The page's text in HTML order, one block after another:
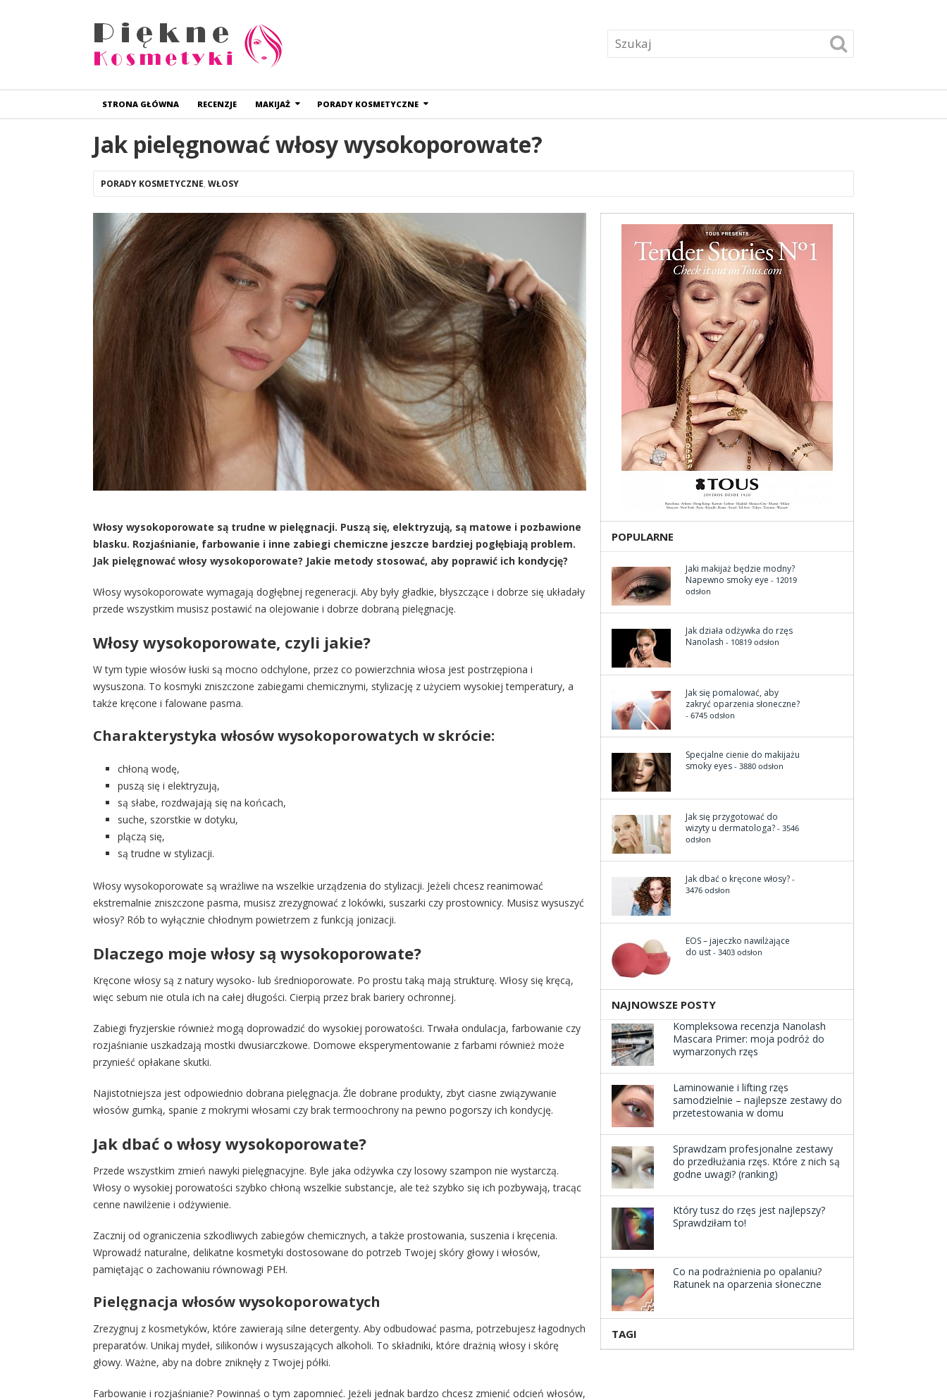
STRONA GŁÓWNA RECENZJE MAKIJAŻ PORADY KOSMETYCZNE
Jak pielęgnować włosy wysokoporowate?
PORADY KOSMETYCZNE, WŁOSY
Włosy wysokoporowate są trudne w pielęgnacji. Puszą się, elektryzują, są matowe i pozbawione
blasku. Rozjaśnianie, farbowanie i inne zabiegi chemiczne jeszcze bardziej pogłębiają problem.
Jak pielęgnować włosy wysokoporowate? Jakie metody stosować, aby poprawić ich kondycję?
Włosy wysokoporowate wymagają dogłębnej regeneracji. Aby były gładkie, błyszczące i dobrze się układały
przede wszystkim musisz postawić na olejowanie i dobrze dobraną pielęgnację.
Włosy wysokoporowate, czyli jakie?
W tym typie włosów łuski są mocno odchylone, przez co powierzchnia włosa jest postrzępiona i
wysuszona. To kosmyki zniszczone zabiegami chemicznymi, stylizację z użyciem wysokiej temperatury, a
także kręcone i falowane pasma.
Charakterystyka włosów wysokoporowatych w skrócie:
chłoną wodę,
puszą się i elektryzują,
są słabe, rozdwajają się na końcach,
suche, szorstkie w dotyku,
plączą się,
są trudne w stylizacji.
Włosy wysokoporowate są wrażliwe na wszelkie urządzenia do stylizacji. Jeżeli chcesz reanimować
ekstremalnie zniszczone pasma, musisz zrezygnować z lokówki, suszarki czy prostownicy. Musisz wysuszyć
włosy? Rób to wyłącznie chłodnym powietrzem z funkcją jonizacji.
Dlaczego moje włosy są wysokoporowate?
Kręcone włosy są z natury wysoko- lub średnioporowate. Po prostu taką mają strukturę. Włosy się kręcą,
więc sebum nie otula ich na całej długości. Cierpią przez brak bariery ochronnej.
Zabiegi fryzjerskie również mogą doprowadzić do wysokiej porowatości. Trwała ondulacja, farbowanie czy
rozjaśnianie uszkadzają mostki dwusiarczkowe. Domowe eksperymentowanie z farbami również może
przynieść opłakane skutki.
Najistotniejsza jest odpowiednio dobrana pielęgnacja. Źle dobrane produkty, zbyt ciasne związywanie
włosów gumką, spanie z mokrymi włosami czy brak termoochrony na pewno pogorszy ich kondycję.
Jak dbać o włosy wysokoporowate?
Przede wszystkim zmień nawyki pielęgnacyjne. Byle jaka odżywka czy losowy szampon nie wystarczą.
Włosy o wysokiej porowatości szybko chłoną wszelkie substancje, ale też szybko się ich pozbywają, tracąc
cenne nawilżenie i odżywienie.
Zacznij od ograniczenia szkodliwych zabiegów chemicznych, a także prostowania, suszenia i kręcenia.
Wprowadź naturalne, delikatne kosmetyki dostosowane do potrzeb Twojej skóry głowy i włosów,
pamiętając o zachowaniu równowagi PEH.
Pielęgnacja włosów wysokoporowatych
Zrezygnuj z kosmetyków, które zawierają silne detergenty. Aby odbudować pasma, potrzebujesz łagodnych
preparatów. Unikaj mydeł, silikonów i wysuszających alkoholi. To składniki, które drażnią włosy i skórę
głowy. Ważne, aby na dobre zniknęły z Twojej półki.
Farbowanie i rozjaśnianie? Powinnaś o tym zapomnieć. Jeżeli jednak bardzo chcesz zmienić odcień włosów,
POPULARNE
Jaki makijaż będzie modny?
Napewno smoky eye - 12019
odsłon
Jak działa odżywka do rzęs
Nanolash - 10819 odsłon
Jak się pomalować, aby
zakryć oparzenia słoneczne?
- 6745 odsłon
Specjalne cienie do makijażu
smoky eyes - 3880 odsłon
Jak się przygotować do
wizyty u dermatologa? - 3546
odsłon
Jak dbać o kręcone włosy? -
3476 odsłon
EOS – jajeczko nawilżające
do ust - 3403 odsłon
NAJNOWSZE POSTY
Kompleksowa recenzja Nanolash
Mascara Primer: moja podróż do
wymarzonych rzęs
Laminowanie i lifting rzęs
samodzielnie – najlepsze zestawy do
przetestowania w domu
Sprawdzam profesjonalne zestawy
do przedłużania rzęs. Które z nich są
godne uwagi? (ranking)
Który tusz do rzęs jest najlepszy?
Sprawdziłam to!
Co na podrażnienia po opalaniu?
Ratunek na oparzenia słoneczne
TAGI